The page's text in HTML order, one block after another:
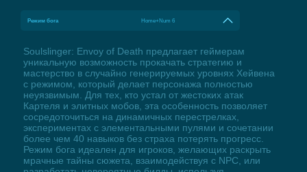
Режим бога Home+Num 6
Soulslinger: Envoy of Death предлагает геймерам
уникальную возможность прокачать стратегию и
мастерство в случайно генерируемых уровнях Хейвена
с режимом, который делает персонажа полностью
неуязвимым. Для тех, кто устал от жестоких атак
Картеля и элитных мобов, эта особенность позволяет
сосредоточиться на динамичных перестрелках,
экспериментах с элементальными пулями и сочетании
более чем 40 навыков без страха потерять прогресс.
Режим бога идеален для игроков, желающих раскрыть
мрачные тайны сюжета, взаимодействуя с NPC, или